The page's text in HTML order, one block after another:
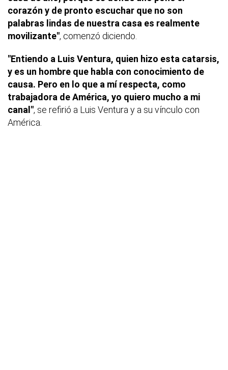
corazón y de pronto escuchar que no son
palabras lindas de nuestra casa es realmente
movilizante", comenzó diciendo.
"Entiendo a Luis Ventura, quien hizo esta catarsis,
y es un hombre que habla con conocimiento de
causa. Pero en lo que a mí respecta, como
trabajadora de América, yo quiero mucho a mi
canal", se refirió a Luis Ventura y a su vínculo con
América.